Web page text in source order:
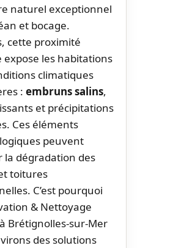
naturel exceptionnel
et bocage.
cette proximité
les habitations
climatiques
: embruns salins,
et précipitations
Ces éléments
peuvent
la dégradation des
toitures
C’est pourquoi
& Nettoyage
Brétignolles-sur-Mer
des solutions